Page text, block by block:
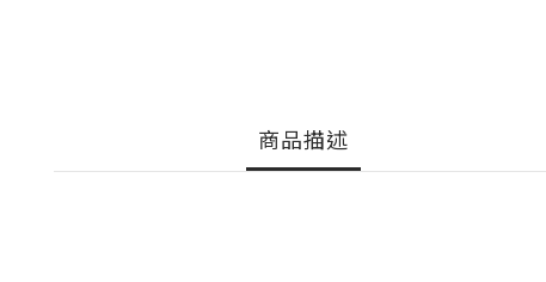
商品描述